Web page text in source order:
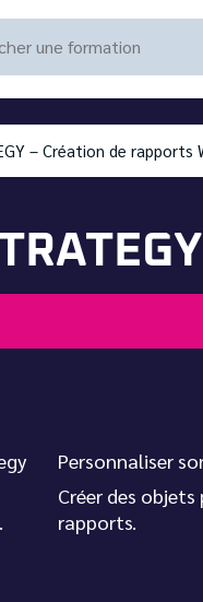
– Création de rapports
Personnaliser
Créer des
rapports.